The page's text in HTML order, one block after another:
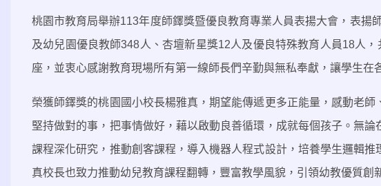
桃園市教育局舉辦113年度師鐸獎暨優良教育專業人員表揚大會，表揚
及幼兒園優良教師348人、杏壇新星獎12人及優良特殊教育人員18人，
座，並衷心感謝教育現場所有第一線師長們辛勤與無私奉獻，讓學生在
榮獲師鐸獎的桃園國小校長楊雅真，期望能傳遞更多正能量，感動老
堅持做對的事，把事情做好，藉以啟動良善循環，成就每個孩子。無
課程深化研究，推動創客課程，導入機器人程式設計，培養學生邏輯
真校長也致力推動幼兒教育課程翻轉，豐富教學風貌，引領幼教優質創